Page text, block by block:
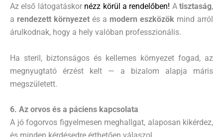
Az első látogatáskor nézz körül a rendelőben! A tisztaság,
a rendezett környezet és a modern eszközök mind arról
árulkodnak, hogy a hely valóban professzionális.
Ha steril, biztonságos és kellemes környezet fogad, az
megnyugtató érzést kelt — a bizalom alapja máris
megszületett.
6. Az orvos és a páciens kapcsolata
A jó fogorvos figyelmesen meghallgat, alaposan kikérdez,